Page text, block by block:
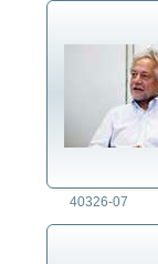
40326-07